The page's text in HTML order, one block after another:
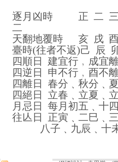
逐月凶時
正 二
二
天翻地覆時
亥 戌
臺時(往者不返)己 辰
四順日
建宜行﹐成宜
四逆日
申不行﹐酉不
四離日
春分﹑秋分﹑
四絕日
立春﹑立夏﹑
月忌日
每月初五﹑十
往亾日
正寅﹑二巳﹑
八子﹑九辰﹑十